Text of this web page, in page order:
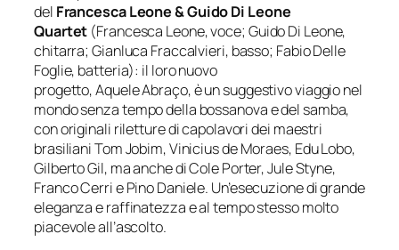
del Francesca Leone & Guido Di Leone
Quartet (Francesca Leone, voce; Guido Di Leone,
chitarra; Gianluca Fraccalvieri, basso; Fabio Delle
Foglie, batteria): il loro nuovo
progetto,AqueleAbraço, è un suggestivo viaggio nel
mondo senza tempo della bossanova e del samba,
con originali riletture di capolavori dei maestri
brasiliani Tom Jobim, Vinicius de Moraes, Edu Lobo,
Gilberto Gil, ma anche di Cole Porter, Jule Styne,
Franco Cerri e Pino Daniele. Un’esecuzione di grande
eleganza e raffinatezza e al tempo stesso molto
piacevole all’ascolto.